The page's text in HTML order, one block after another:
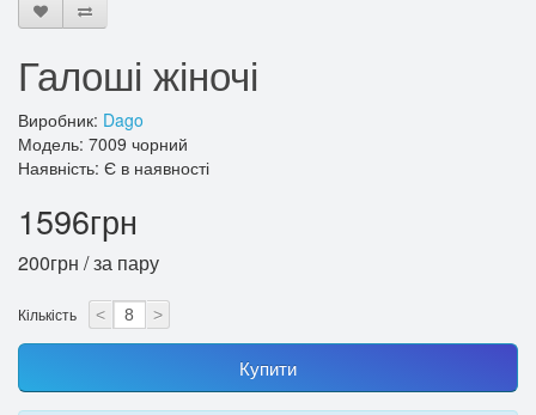
Галоші жіночі
Виробник: Dago
Модель: 7009 чорний
Наявність: Є в наявності
1596грн
200грн / за пару
Кількість < >
Купити